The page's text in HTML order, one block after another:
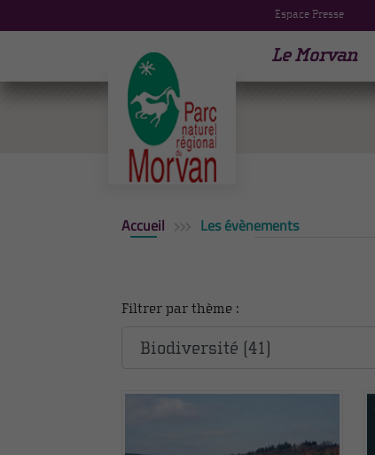
Espace Presse
Le Morvan
Accueil Les évènements
Filtrer par thème :